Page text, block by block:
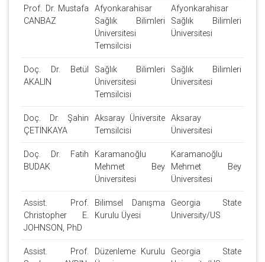
Prof. Dr. Mustafa
CANBAZ
Afyonkarahisar
Sağlık Bilimleri
Üniversitesi
Temsilcisi
Afyonkarahisar
Sağlık Bilimleri
Üniversitesi
Doç. Dr. Betül
AKALIN
Sağlık Bilimleri
Üniversitesi
Temsilcisi
Sağlık Bilimleri
Üniversitesi
Doç. Dr. Şahin
ÇETİNKAYA
Aksaray Üniversite
Temsilcisi
Aksaray
Üniversitesi
Doç. Dr. Fatih
BUDAK
Karamanoğlu
Mehmet Bey
Üniversitesi
Karamanoğlu
Mehmet Bey
Üniversitesi
Assist. Prof.
Christopher E.
JOHNSON, PhD
Bilimsel Danışma
Kurulu Üyesi
Georgia State
University/US
Assist. Prof.
Düzenleme Kurulu
Georgia State